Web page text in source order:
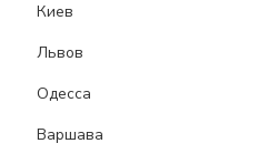
Киев
Львов
Одесса
Варшава